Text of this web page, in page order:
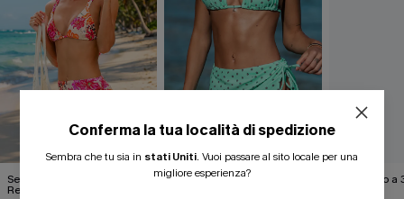
Set bikini a 3 pezzi Left on
Read
Bikini a tre pezzi a pois in Bikini nero
Conferma la tua località di spedizione
Sembra che tu sia in stati Uniti. Vuoi passare al sito locale per una
migliore esperienza?